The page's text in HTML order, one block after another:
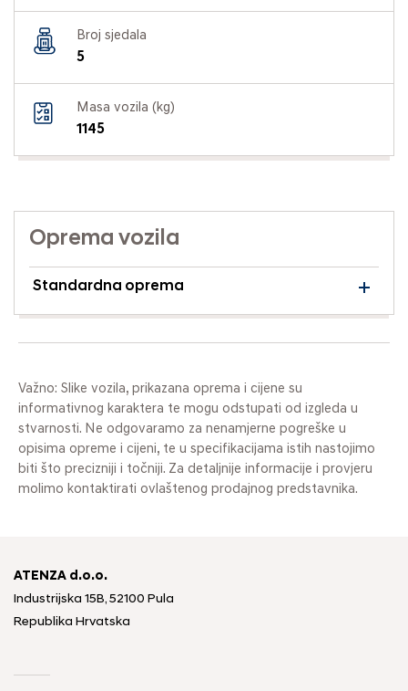
Broj sjedala
5
Masa vozila (kg)
1145
Oprema vozila
Standardna oprema
Važno: Slike vozila, prikazana oprema i cijene su
informativnog karaktera te mogu odstupati od izgleda u
stvarnosti. Ne odgovaramo za nenamjerne pogreške u
opisima opreme i cijeni, te u specifikacijama istih nastojimo
biti što precizniji i točniji. Za detaljnije informacije i provjeru
molimo kontaktirati ovlaštenog prodajnog predstavnika.
ATENZA d.o.o.
Industrijska 15B, 52100 Pula
Republika Hrvatska